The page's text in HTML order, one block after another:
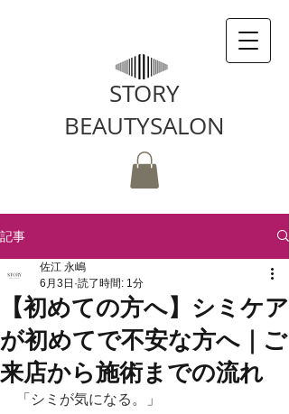
STORY
BEAUTYSALON
記事
【初めての方へ】シミケア
が初めてで不安な方へ｜ご
来店から施術までの流れ
佐江 永嶋
6月3日 読了時間: 1分
「シミが気になる。」